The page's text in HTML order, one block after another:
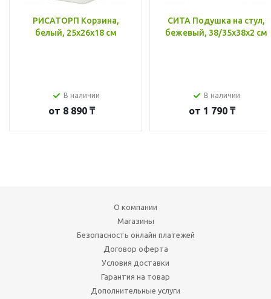
РИСАТОРП Корзина,
белый, 25x26x18 см
В наличии
от 8 890 ₸
СИТА Подушка на стул,
бежевый, 38/35x38x2 см
В наличии
от 1 790 ₸
О компании
Магазины
Безопасность онлайн платежей
Договор оферта
Условия доставки
Гарантия на товар
Дополнительные услуги